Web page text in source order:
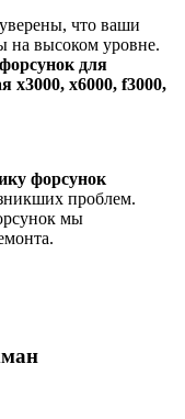
что ваши
на высоком уровне.
для
x6000, f3000,
форсунок
проблем.
мы